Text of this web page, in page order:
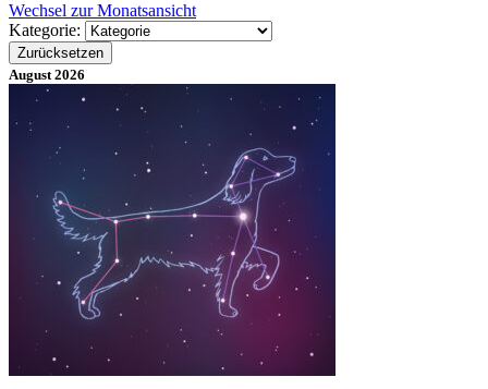
Wechsel zur Monatsansicht
Kategorie:
Zurücksetzen
August 2026